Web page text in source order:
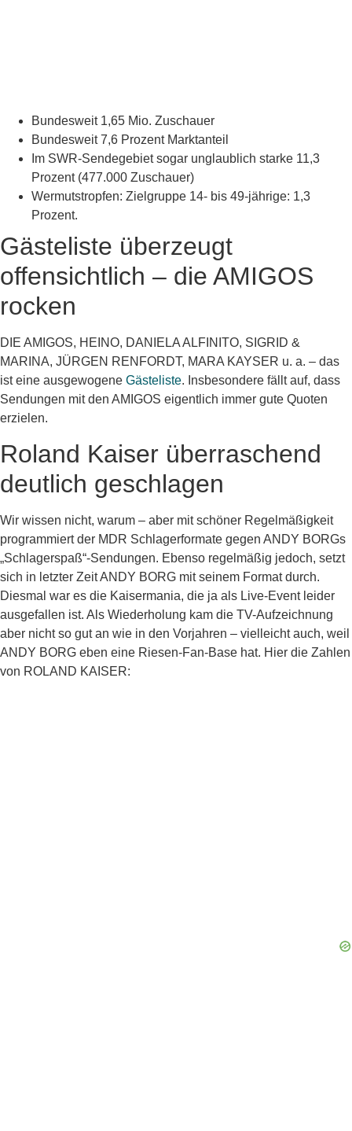
Bundesweit 1,65 Mio. Zuschauer
Bundesweit 7,6 Prozent Marktanteil
Im SWR-Sendegebiet sogar unglaublich starke 11,3
Prozent (477.000 Zuschauer)
Wermutstropfen: Zielgruppe 14- bis 49-jährige: 1,3
Prozent.
Gästeliste überzeugt
offensichtlich – die AMIGOS
rocken
DIE AMIGOS, HEINO, DANIELA ALFINITO, SIGRID &
MARINA, JÜRGEN RENFORDT, MARA KAYSER u. a. – das
ist eine ausgewogene Gästeliste. Insbesondere fällt auf, dass
Sendungen mit den AMIGOS eigentlich immer gute Quoten
erzielen.
Roland Kaiser überraschend
deutlich geschlagen
Wir wissen nicht, warum – aber mit schöner Regelmäßigkeit
programmiert der MDR Schlagerformate gegen ANDY BORGs
„Schlagerspaß“-Sendungen. Ebenso regelmäßig jedoch, setzt
sich in letzter Zeit ANDY BORG mit seinem Format durch.
Diesmal war es die Kaisermania, die ja als Live-Event leider
ausgefallen ist. Als Wiederholung kam die TV-Aufzeichnung
aber nicht so gut an wie in den Vorjahren – vielleicht auch, weil
ANDY BORG eben eine Riesen-Fan-Base hat. Hier die Zahlen
von ROLAND KAISER: